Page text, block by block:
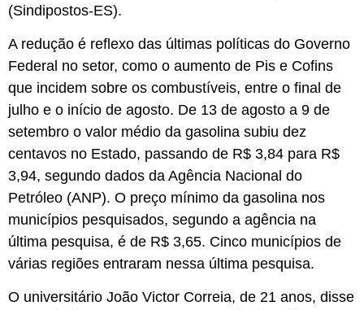
(Sindipostos-ES).
A redução é reflexo das últimas políticas do Governo
Federal no setor, como o aumento de Pis e Cofins
que incidem sobre os combustíveis, entre o final de
julho e o início de agosto. De 13 de agosto a 9 de
setembro o valor médio da gasolina subiu dez
centavos no Estado, passando de R$ 3,84 para R$
3,94, segundo dados da Agência Nacional do
Petróleo (ANP). O preço mínimo da gasolina nos
municípios pesquisados, segundo a agência na
última pesquisa, é de R$ 3,65. Cinco municípios de
várias regiões entraram nessa última pesquisa.
O universitário João Victor Correia, de 21 anos, disse